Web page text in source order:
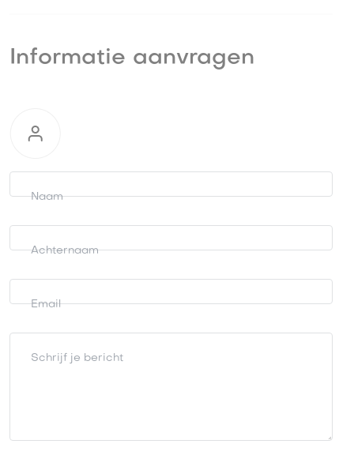
Informatie aanvragen
Informatie
aanvragen
Naam
Achternaam
Email
Schrijf je bericht